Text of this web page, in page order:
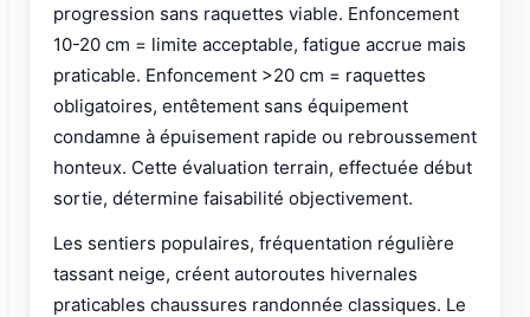
progression sans raquettes viable. Enfoncement
10-20 cm = limite acceptable, fatigue accrue mais
praticable. Enfoncement >20 cm = raquettes
obligatoires, entêtement sans équipement
condamne à épuisement rapide ou rebroussement
honteux. Cette évaluation terrain, effectuée début
sortie, détermine faisabilité objectivement.
Les sentiers populaires, fréquentation régulière
tassant neige, créent autoroutes hivernales
praticables chaussures randonnée classiques. Le